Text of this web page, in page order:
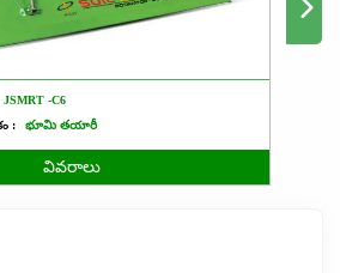
JSMRT -C6
: భూమి తయారీ
వివరాలు